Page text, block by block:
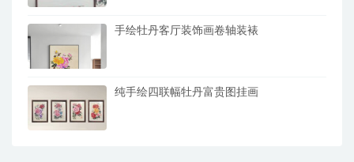
手绘牡丹客厅装饰画卷轴装裱
纯手绘四联幅牡丹富贵图挂画